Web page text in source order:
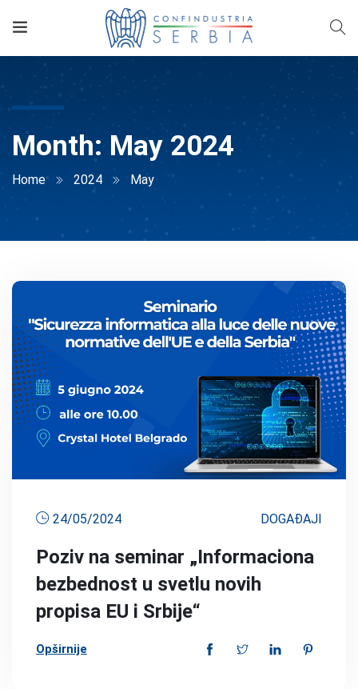
Month: May 2024
Home 2024 May
24/05/2024 DOGAĐAJI
Poziv na seminar „Informaciona
bezbednost u svetlu novih
propisa EU i Srbije“
Opširnije